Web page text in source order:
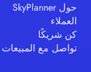
حول SkyPlanner
العملاء
كن شريكًا
تواصل مع المبيعات